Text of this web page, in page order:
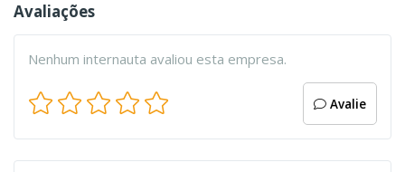
Avaliações
Nenhum internauta avaliou esta empresa.
Avalie